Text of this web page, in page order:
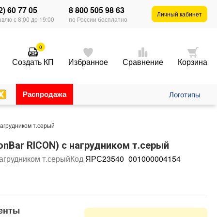
60 77 05
с 8:00 до 19:00
8 800 505 98 63
по России бесплатно
Личный кабинет
0
Создать КП Избранное Сравнение Корзина
Распродажа Логотипы
т.серый
RICON) с нагрудником т.серый
т.серыйКод ЯРС23540_001000004154